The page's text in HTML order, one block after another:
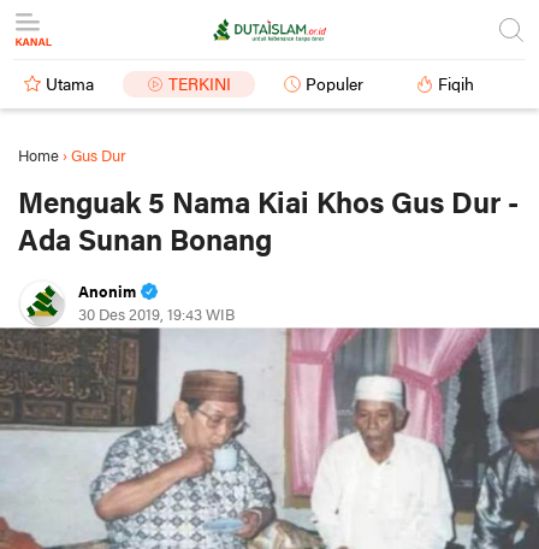
Utama TERKINI Populer Fiqih
Home › Gus Dur
Menguak 5 Nama Kiai Khos Gus Dur -
Ada Sunan Bonang
Anonim
30 Des 2019, 19:43 WIB